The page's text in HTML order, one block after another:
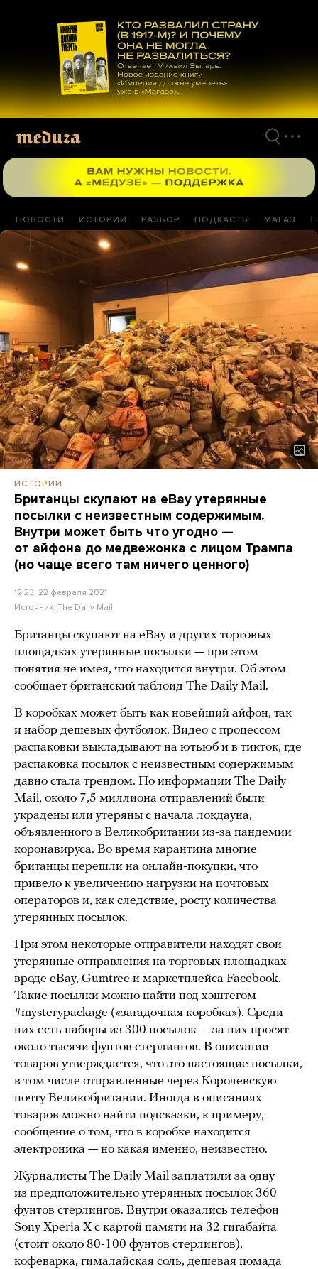
материалам
НОВОСТИ ИСТОРИИ РАЗБОР ПОДКАСТЫ МАГАЗ
ИСТОРИИ
Британцы скупают на eBay утерянные
посылки с неизвестным содержимым.
Внутри может быть что угодно —
от айфона до медвежонка с лицом Трампа
(но чаще всего там ничего ценного)
12:23, 22 февраля 2021
Источник: The Daily Mail
Британцы скупают на eBay и других торговых
площадках утерянные посылки — при этом
понятия не имея, что находится внутри. Об этом
сообщает британский таблоид The Daily Mail.
В коробках может быть как новейший айфон, так
и набор дешевых футболок. Видео с процессом
распаковки выкладывают на ютьюб и в тикток, где
распаковка посылок с неизвестным содержимым
давно стала трендом. По информации The Daily
Mail, около 7,5 миллиона отправлений были
украдены или утеряны с начала локдауна,
объявленного в Великобритании из-за пандемии
коронавируса. Во время карантина многие
британцы перешли на онлайн-покупки, что
привело к увеличению нагрузки на почтовых
операторов и, как следствие, росту количества
утерянных посылок.
При этом некоторые отправители находят свои
утерянные отправления на торговых площадках
вроде eBay, Gumtree и маркетплейса Facebook.
Такие посылки можно найти под хэштегом
#mysterypackage («загадочная коробка»). Среди
них есть наборы из 300 посылок — за них просят
около тысячи фунтов стерлингов. В описании
товаров утверждается, что это настоящие посылки,
в том числе отправленные через Королевскую
почту Великобритании. Иногда в описаниях
товаров можно найти подсказки, к примеру,
сообщение о том, что в коробке находится
электроника — но какая именно, неизвестно.
Журналисты The Daily Mail заплатили за одну
из предположительно утерянных посылок 360
фунтов стерлингов. Внутри оказались телефон
Sony Xperia X с картой памяти на 32 гигабайта
(стоит около 80-100 фунтов стерлингов),
кофеварка, гималайская соль, дешевая помада